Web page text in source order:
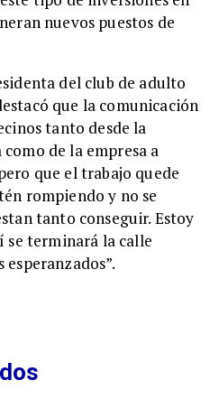
nuevos puestos de
del club de adulto
que la comunicación
tanto desde la
de la empresa a
que el trabajo quede
rompiendo y no se
tanto conseguir. Estoy
se terminará la calle